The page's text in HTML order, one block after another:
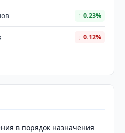
↑ 0.23%
↓ 0.12%
в порядок назначения